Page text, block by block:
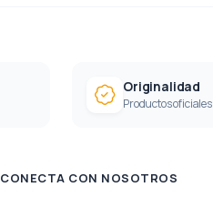
Originalidad
Productos oficiales
CONECTA CON NOSOTROS